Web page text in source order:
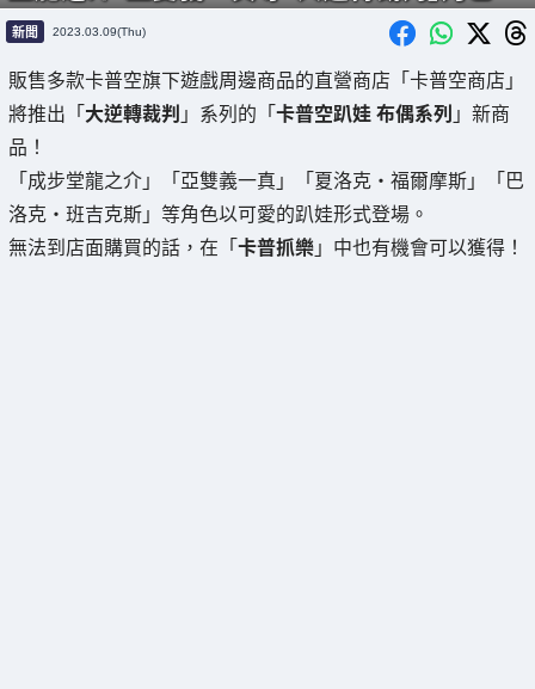
新聞 2023.03.09(Thu)
販售多款卡普空旗下遊戲周邊商品的直營商店「卡普空商店」
將推出「大逆轉裁判 」系列的「卡普空趴娃 布偶系列 」新商
品！
「成步堂龍之介」「亞雙義一真」「夏洛克・福爾摩斯」「巴
洛克・班吉克斯」等角色以可愛的趴娃形式登場。
無法到店面購買的話，在「卡普抓樂」中也有機會可以獲得！